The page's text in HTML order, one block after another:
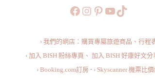
https://
https://
https://
旅行美食小短片TikTok
› 我們的網店：購買專屬旅遊商品、行程
› 加入 BISH 粉絲專頁、 加入 BISH 好康好文分
› Booking.com訂房 · › Skyscanner 機票比